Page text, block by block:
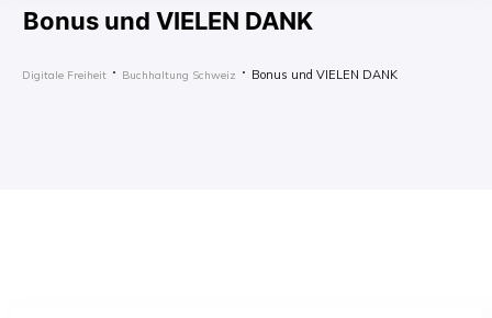
Bonus und VIELEN DANK
Digitale Freiheit Buchhaltung Schweiz Bonus und VIELEN DANK